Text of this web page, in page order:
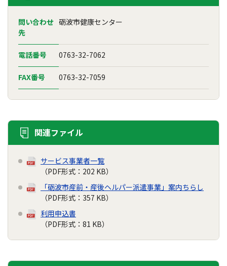
問い合わせ
先
砺波市健康センター
電話番号 0763-32-7062
FAX番号 0763-32-7059
関連ファイル
サービス事業者一覧
（PDF形式：202 KB）
「砺波市産前・産後ヘルパー派遣事業」案内ちらし
（PDF形式：357 KB）
利用申込書
（PDF形式：81 KB）